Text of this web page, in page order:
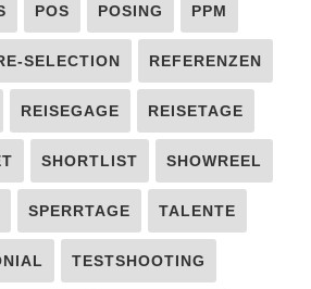
POS POSING PPM
SELECTION REFERENZEN
REISEGAGE REISETAGE
SHORTLIST SHOWREEL
SPERRTAGE TALENTE
TESTSHOOTING